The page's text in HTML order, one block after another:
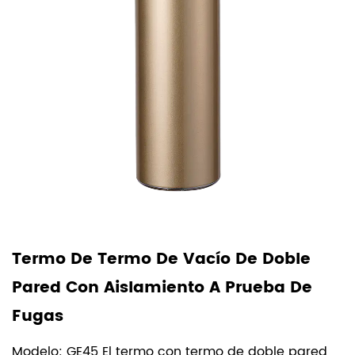
profesional ocupado o un padre en movimiento,
nuestra botella de agua con aislamiento al vacío
todos los estilos de vida. Desde potenciar
entrenamientos intensos hasta mantenerse fresco
durante largos días de trabajo, su versatilidad no
conoce límites. Además, es igualmente adecuado
calor en los días abrasadores de verano.
Experiencia de hidratación mejorada
De Vacío De Doble
A Prueba De
Jarra De
Vacío Para